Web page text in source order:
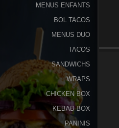
Programme
De
Fidélité
Vos
Avis
Zones
de
Livraison
MENUS ENFANTS
BOL TACOS
MENUS DUO
TACOS
SANDWICHS
WRAPS
CHICKEN BOX
KEBAB BOX
PANINIS